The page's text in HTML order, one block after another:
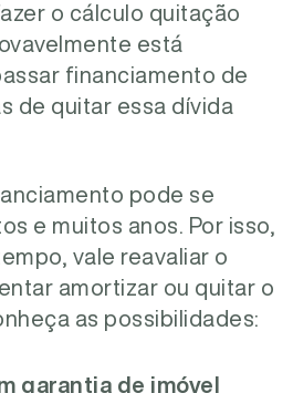
o cálculo quitação
está
financiamento de
de quitar essa dívida
pode se
e muitos anos. Por isso,
vale reavaliar o
amortizar ou quitar o
as possibilidades:
garantia de imóvel